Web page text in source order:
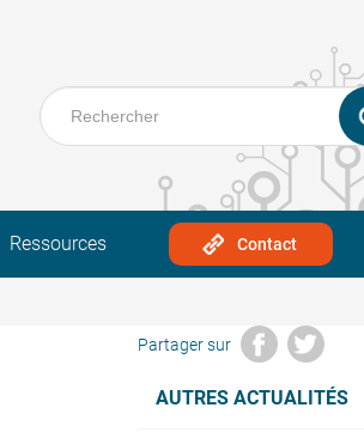
Ressources Contact
Partager sur
AUTRES ACTUALITÉS